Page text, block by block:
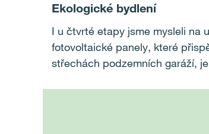
Ekologické bydlení
I u čtvrté etapy jsme mysleli na
fotovoltaické panely, které
střechách podzemních garáží,